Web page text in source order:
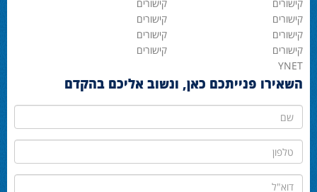
YNET
קישורים קישורים
קישורים קישורים
קישורים קישורים
קישורים קישורים
השאירו פנייתכם כאן, ונשוב אליכם בהקדם
שם
טלפון
דוא"ל